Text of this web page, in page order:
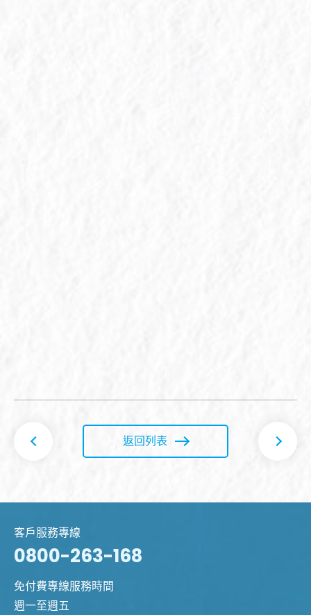
返回列表
客戶服務專線
0800-263-168
免付費專線服務時間
週一至週五